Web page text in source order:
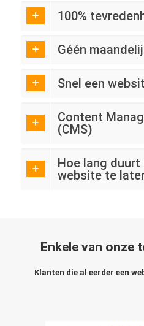
100%
Géén
Snel een
Content
(CMS)
Hoe lang duurt
website te
Enkele van onze
Klanten die al eerder een